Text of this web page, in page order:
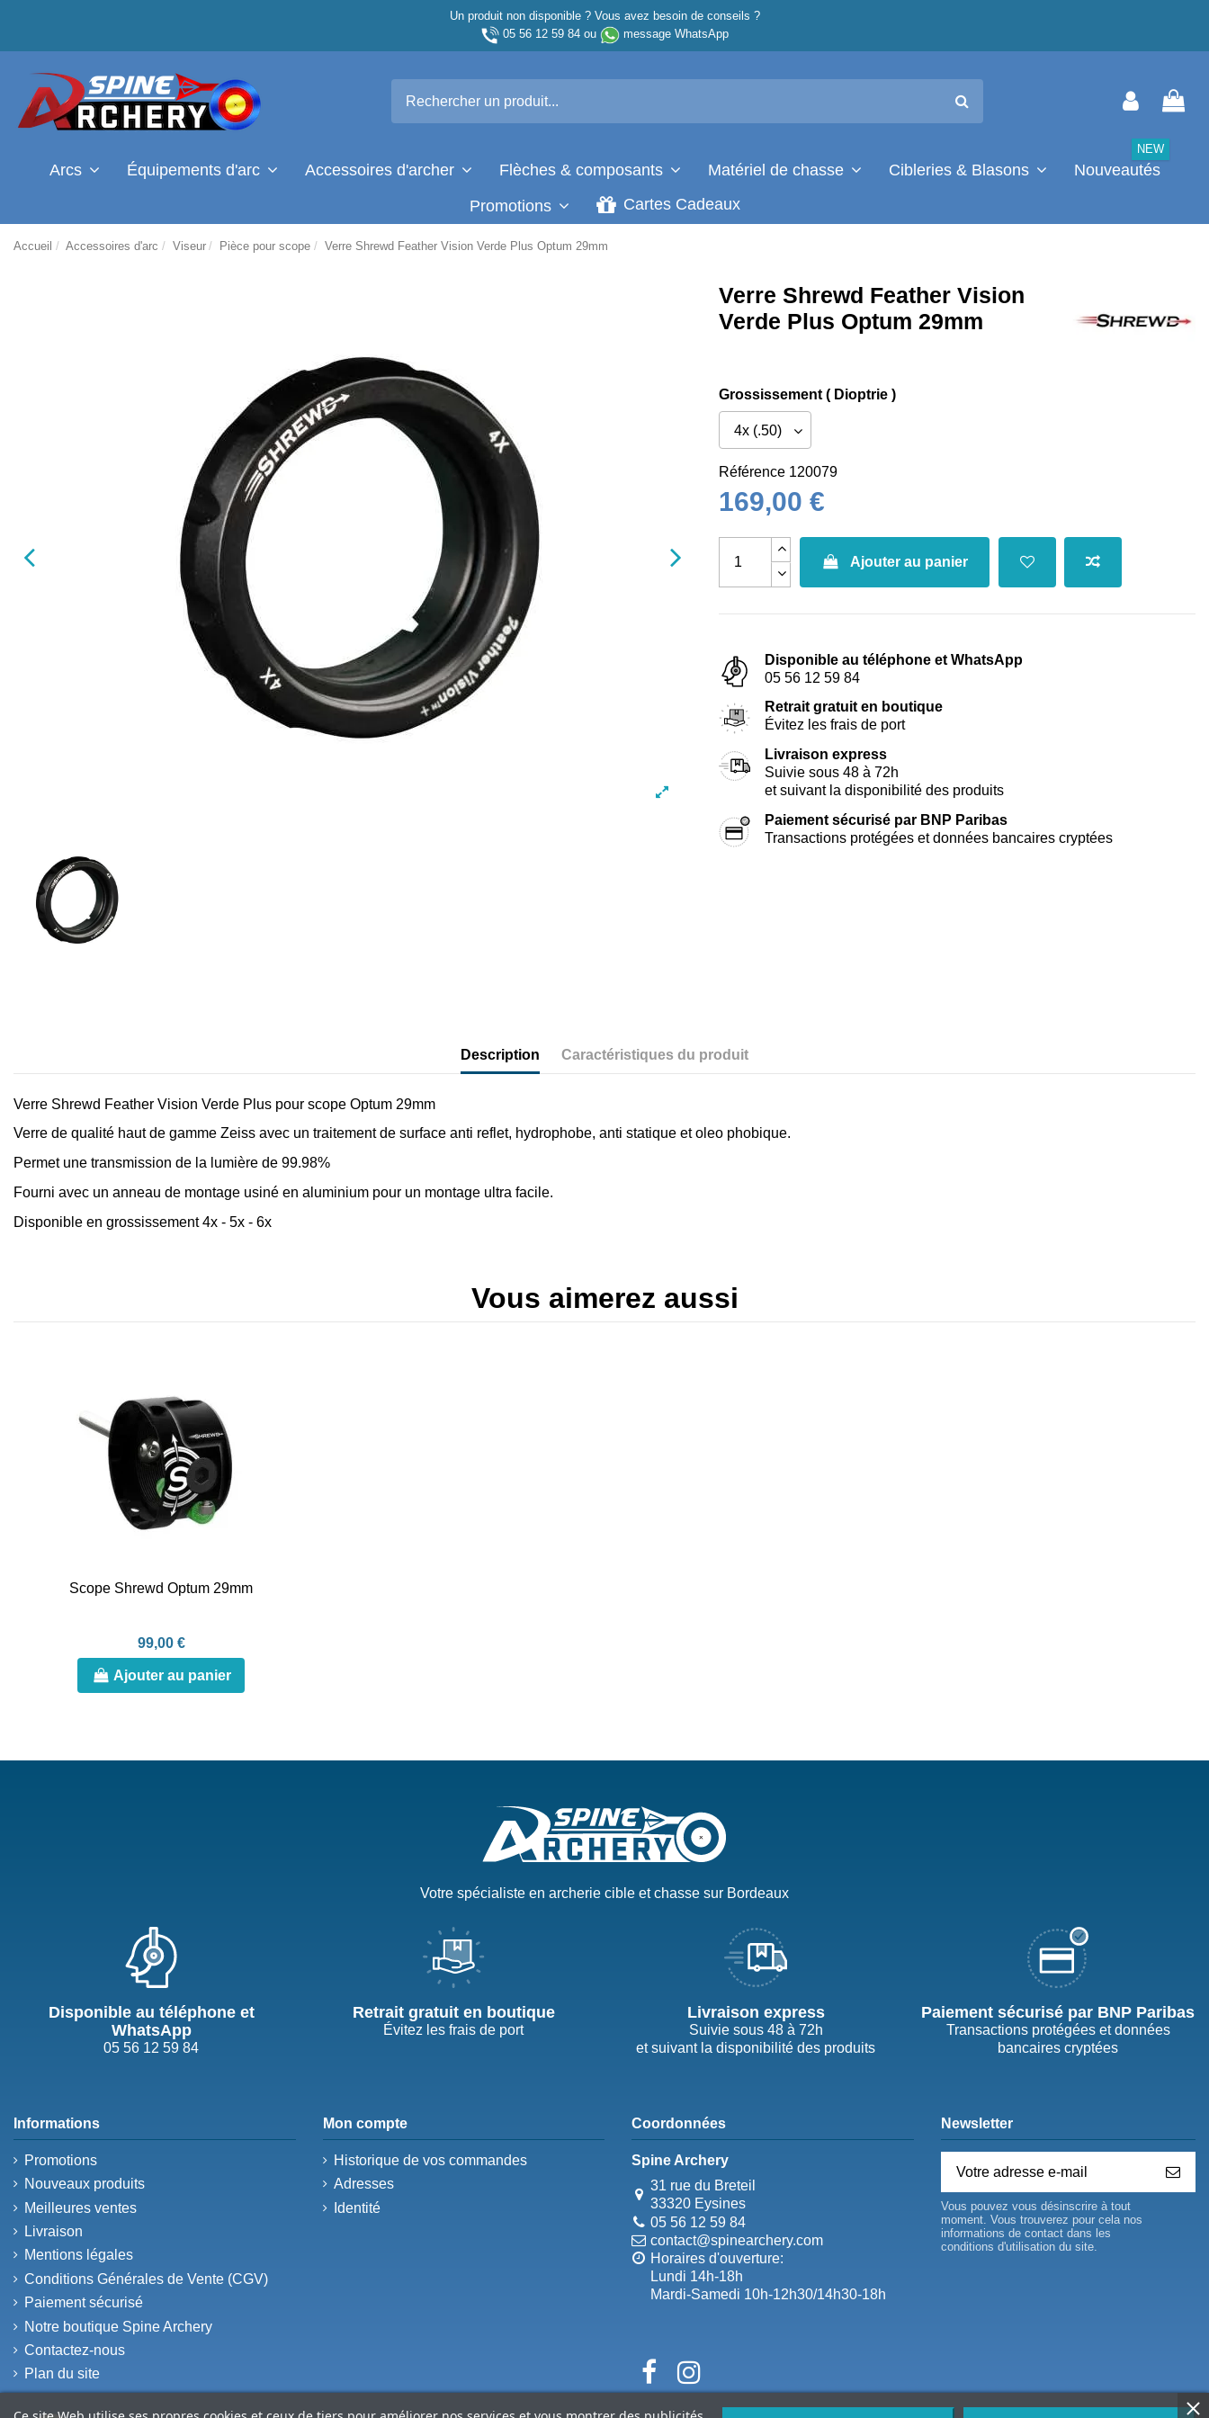
Un produit non disponible ? Vous avez besoin de conseils ?
05 56 12 59 84ou message WhatsApp
Arcs Équipements d'arc Accessoires d'archer Flèches & composants Matériel de chasse Cibleries & Blasons Nouveautés
NEW
Promotions Cartes Cadeaux
Accueil Accessoires d'arc Viseur Pièce pour scope Verre Shrewd Feather Vision Verde Plus Optum 29mm
Verre Shrewd Feather Vision
Verde Plus Optum 29mm
Grossissement ( Dioptrie )
Référence 120079
169,00 €
Ajouter au panier
Disponible au téléphone et WhatsApp
05 56 12 59 84
Retrait gratuit en boutique
Évitez les frais de port
Livraison express
Suivie sous 48 à 72h
et suivant la disponibilité des produits
Paiement sécurisé par BNP Paribas
Transactions protégées et données bancaires cryptées
Description Caractéristiques du produit
Verre Shrewd Feather Vision Verde Plus pour scope Optum 29mm
Verre de qualité haut de gamme Zeiss avec un traitement de surface anti reflet, hydrophobe, anti statique et oleo phobique.
Permet une transmission de la lumière de 99.98%
Fourni avec un anneau de montage usiné en aluminium pour un montage ultra facile.
Disponible en grossissement 4x - 5x - 6x
Vous aimerez aussi
Scope Shrewd Optum 29mm
99,00 €
Ajouter au panier
Votre spécialiste en archerie cible et chasse sur Bordeaux
Disponible au téléphone et
WhatsApp
05 56 12 59 84
Retrait gratuit en boutique
Évitez les frais de port
Livraison express
Suivie sous 48 à 72h
et suivant la disponibilité des produits
Paiement sécurisé par BNP Paribas
Transactions protégées et données
bancaires cryptées
Informations
Promotions
Nouveaux produits
Meilleures ventes
Livraison
Mentions légales
Conditions Générales de Vente (CGV)
Paiement sécurisé
Notre boutique Spine Archery
Contactez-nous
Plan du site
Mon compte
Historique de vos commandes
Adresses
Identité
Coordonnées
Spine Archery
31 rue du Breteil
33320 Eysines
05 56 12 59 84
contact@spinearchery.com
Horaires d'ouverture:
Lundi 14h-18h
Mardi-Samedi 10h-12h30/14h30-18h
Newsletter
Vous pouvez vous désinscrire à tout
moment. Vous trouverez pour cela nos
informations de contact dans les
conditions d'utilisation du site.